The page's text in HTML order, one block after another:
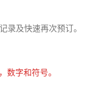
录及快速再次预订。
数字和符号。